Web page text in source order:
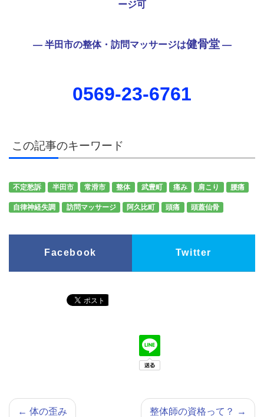
ージ可
— 半田市の整体・訪問マッサージは健骨堂—
0569-23-6761
この記事のキーワード
不定愁訴 半田市 常滑市 整体 武豊町 痛み 肩こり 腰痛
自律神経失調 訪問マッサージ 阿久比町 頭痛 頭蓋仙骨
Facebook Twitter
← 体の歪み 整体師の資格って？ →